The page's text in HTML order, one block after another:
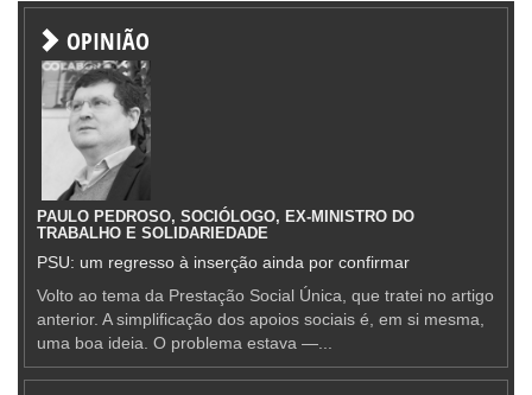
OPINIÃO
PAULO PEDROSO, SOCIÓLOGO, EX-MINISTRO DO
TRABALHO E SOLIDARIEDADE
PSU: um regresso à inserção ainda por confirmar
Volto ao tema da Prestação Social Única, que tratei no artigo
anterior. A simplificação dos apoios sociais é, em si mesma,
uma boa ideia. O problema estava —...